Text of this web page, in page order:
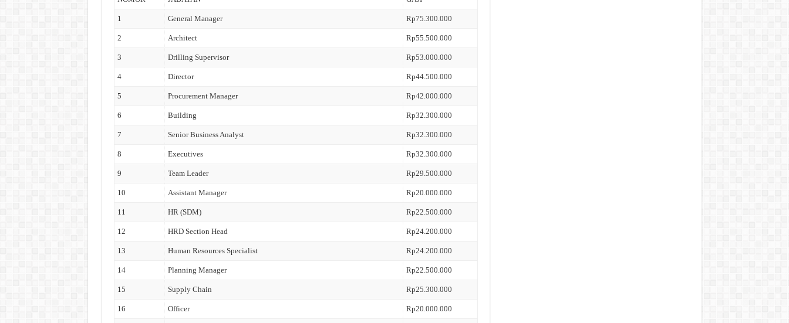
1 General Manager Rp75.300.000
2 Architect Rp55.500.000
3 Drilling Supervisor Rp53.000.000
4 Director Rp44.500.000
5 Procurement Manager Rp42.000.000
6 Building Rp32.300.000
7 Senior Business Analyst Rp32.300.000
8 Executives Rp32.300.000
9 Team Leader Rp29.500.000
10 Assistant Manager Rp20.000.000
11 HR (SDM) Rp22.500.000
12 HRD Section Head Rp24.200.000
13 Human Resources Specialist Rp24.200.000
14 Planning Manager Rp22.500.000
15 Supply Chain Rp25.300.000
16 Officer Rp20.000.000